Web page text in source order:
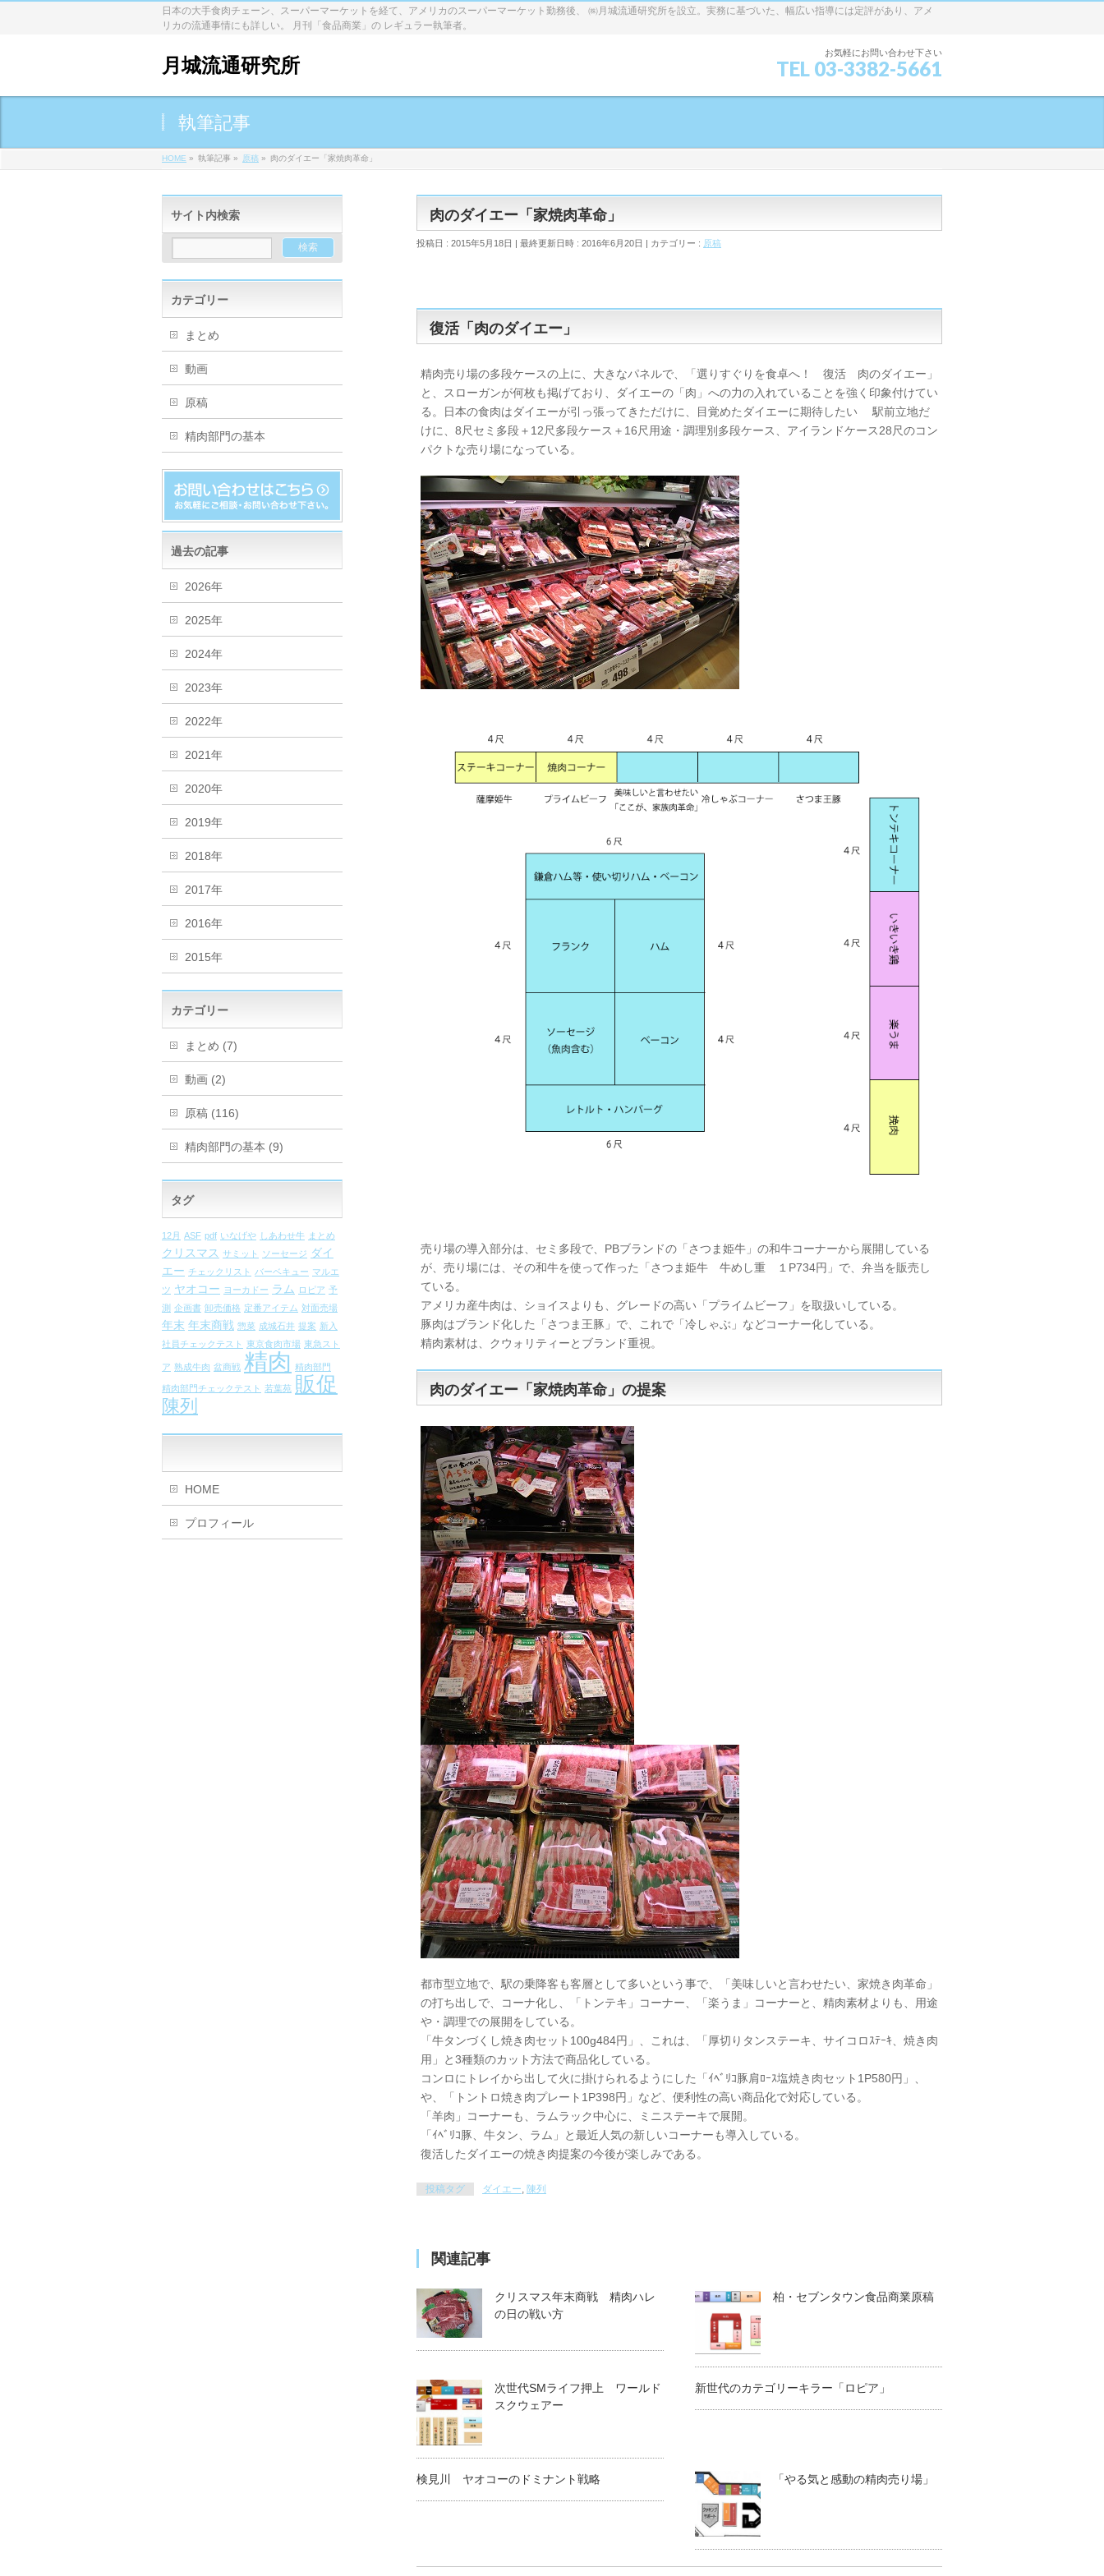
日本の大手食肉チェーン、スーパーマーケットを経て、アメリカのスーパーマーケット勤務後、 ㈱月城流通研究所を設立。実務に基づいた、幅広い指導には定評があり、アメ
リカの流通事情にも詳しい。 月刊「食品商業」の レギュラー執筆者。
月城流通研究所
お気軽にお問い合わせ下さい
TEL 03-3382-5661
執筆記事
HOME » 執筆記事 » 原稿 » 肉のダイエー「家焼肉革命」
肉のダイエー「家焼肉革命」
投稿日 : 2015年5月18日 最終更新日時 : 2016年6月20日 カテゴリー : 原稿
復活「肉のダイエー」
精肉売り場の多段ケースの上に、大きなパネルで、「選りすぐりを食卓へ！ 復活 肉のダイエー」
と、スローガンが何枚も掲げており、ダイエーの「肉」への力の入れていることを強く印象付けてい
る。日本の食肉はダイエーが引っ張ってきただけに、目覚めたダイエーに期待したい 駅前立地だ
けに、8尺セミ多段＋12尺多段ケース＋16尺用途・調理別多段ケース、アイランドケース28尺のコン
パクトな売り場になっている。
売り場の導入部分は、セミ多段で、PBブランドの「さつま姫牛」の和牛コーナーから展開している
が、売り場には、その和牛を使って作った「さつま姫牛 牛めし重 １P734円」で、弁当を販売し
ている。
アメリカ産牛肉は、ショイスよりも、グレードの高い「プライムビーフ」を取扱いしている。
豚肉はブランド化した「さつま王豚」で、これで「冷しゃぶ」などコーナー化している。
精肉素材は、クウォリティーとブランド重視。
肉のダイエー「家焼肉革命」の提案
都市型立地で、駅の乗降客も客層として多いという事で、「美味しいと言わせたい、家焼き肉革命」
の打ち出しで、コーナ化し、「トンテキ」コーナー、「楽うま」コーナーと、精肉素材よりも、用途
や・調理での展開をしている。
「牛タンづくし焼き肉セット100g484円」、これは、「厚切りタンステーキ、サイコロｽﾃｰｷ、焼き肉
用」と3種類のカット方法で商品化している。
コンロにトレイから出して火に掛けられるようにした「ｲﾍﾞﾘｺ豚肩ﾛｰｽ塩焼き肉セット1P580円」、
や、「トントロ焼き肉プレート1P398円」など、便利性の高い商品化で対応している。
「羊肉」コーナーも、ラムラック中心に、ミニステーキで展開。
「ｲﾍﾞﾘｺ豚、牛タン、ラム」と最近人気の新しいコーナーも導入している。
復活したダイエーの焼き肉提案の今後が楽しみである。
投稿タグ ダイエー, 陳列
関連記事
クリスマス年末商戦 精肉ハレ
の日の戦い方
柏・セブンタウン食品商業原稿
次世代SMライフ押上 ワールド
スクウェアー
新世代のカテゴリーキラー「ロピア」
検見川 ヤオコーのドミナント戦略 「やる気と感動の精肉売り場」
サイト内検索
カテゴリー
まとめ
動画
原稿
精肉部門の基本
過去の記事
2026年
2025年
2024年
2023年
2022年
2021年
2020年
2019年
2018年
2017年
2016年
2015年
カテゴリー
まとめ (7)
動画 (2)
原稿 (116)
精肉部門の基本 (9)
タグ
12月 ASF pdf いなげや しあわせ牛 まとめ
クリスマス サミット ソーセージ ダイ
エー チェックリスト バーベキュー マルエ
ツ ヤオコー ヨーカドー ラム ロピア 予
測 企画書 卸売価格 定番アイテム 対面売場
年末 年末商戦 惣菜 成城石井 提案 新入
社員チェックテスト 東京食肉市場 東急スト
ア 熟成牛肉 盆商戦 精肉 精肉部門
精肉部門チェックテスト 若葉苑 販促
陳列
HOME
プロフィール